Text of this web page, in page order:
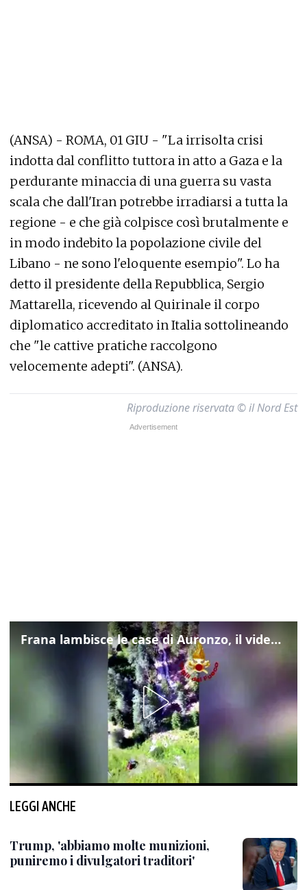
(ANSA) - ROMA, 01 GIU - "La irrisolta crisi
indotta dal conflitto tuttora in atto a Gaza e la
perdurante minaccia di una guerra su vasta
scala che dall'Iran potrebbe irradiarsi a tutta la
regione - e che già colpisce così brutalmente e
in modo indebito la popolazione civile del
Libano - ne sono l'eloquente esempio". Lo ha
detto il presidente della Repubblica, Sergio
Mattarella, ricevendo al Quirinale il corpo
diplomatico accreditato in Italia sottolineando
che "le cattive pratiche raccolgono
velocemente adepti". (ANSA).
Riproduzione riservata © il Nord Est
Frana lambisce le case di Auronzo, il video dall'elicottero dei vigili del fuoco
LEGGI ANCHE
Trump, 'abbiamo molte munizioni,
puniremo i divulgatori traditori'